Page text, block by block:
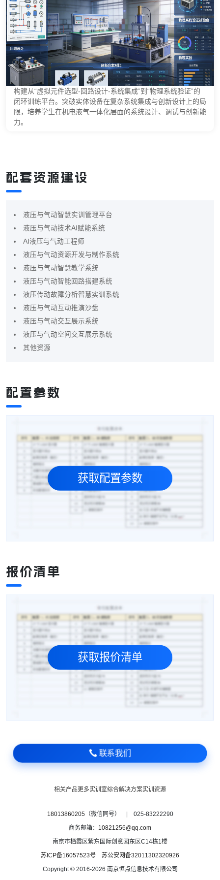
构建从“虚拟元件选型-回路设计-系统集成”到“物理系统验证”的
闭环训练平台。突破实体设备在复杂系统集成与创新设计上的局
限，培养学生在机电液气一体化层面的系统设计、调试与创新能
力。
配套资源建设
液压与气动智慧实训管理平台
液压与气动技术AI赋能系统
AI液压与气动工程师
液压与气动资源开发与制作系统
液压与气动智慧教学系统
液压与气动智能回路搭建系统
液压传动故障分析智慧实训系统
液压与气动互动推演沙盘
液压与气动交互展示系统
液压与气动空间交互展示系统
其他资源
配置参数
获取配置参数
报价清单
获取报价清单
联系我们
相关产品更多实训室综合解决方案实训资源
18013860205（微信同号） | 025-83222290
商务邮箱： 10821256@qq.com
南京市栖霞区紫东国际创意园东区C14栋1楼
苏ICP备16057523号
苏公安网备32011302320926
Copyright © 2016-2026 南京恒点信息技术有限公司